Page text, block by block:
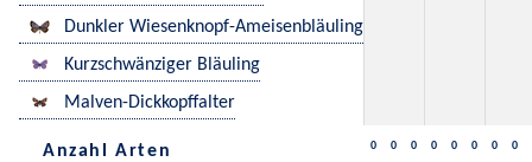
Dunkler Wiesenknopf-Ameisenbläuling
Kurzschwänziger Bläuling
Malven-Dickkopffalter
Anzahl Arten 0 0 0 0 0 0 0 0